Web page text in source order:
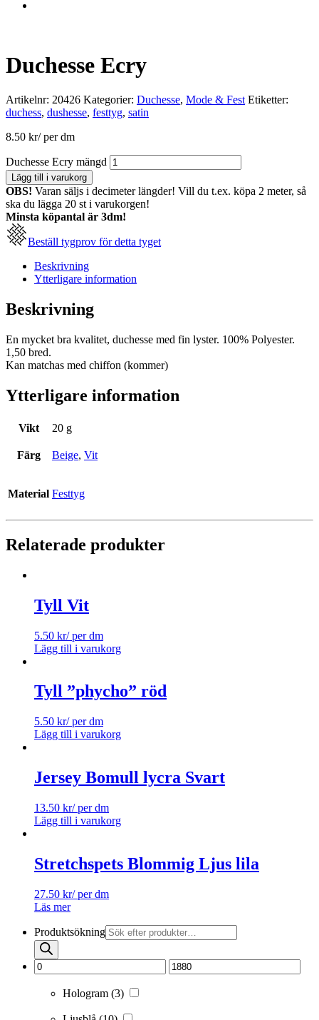
Duchesse Ecry
Artikelnr: 20426 Kategorier: Duchesse, Mode & Fest Etiketter:
duchess, dushesse, festtyg, satin
8.50 kr/ per dm
Duchesse Ecry mängd
Lägg till i varukorg
OBS! Varan säljs i decimeter längder! Vill du t.ex. köpa 2 meter, så
ska du lägga 20 st i varukorgen!
Minsta köpantal är 3dm!
Beställ tygprov för detta tyget
Beskrivning
Ytterligare information
Beskrivning
En mycket bra kvalitet, duchesse med fin lyster. 100% Polyester.
1,50 bred.
Kan matchas med chiffon (kommer)
Ytterligare information
Vikt 20 g
Färg Beige, Vit
Material Festtyg
Relaterade produkter
Tyll Vit
5.50 kr/ per dm
Lägg till i varukorg
Tyll ”phycho” röd
5.50 kr/ per dm
Lägg till i varukorg
Jersey Bomull lycra Svart
13.50 kr/ per dm
Lägg till i varukorg
Stretchspets Blommig Ljus lila
27.50 kr/ per dm
Läs mer
Produktsökning
Hologram (3)